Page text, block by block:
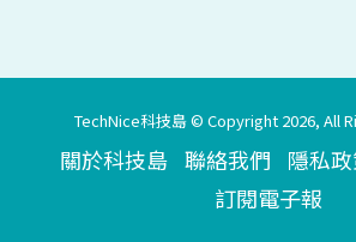
TechNice科技島 © Copyright 2026, All
關於科技島 聯絡我們 隱私
訂閱電子報